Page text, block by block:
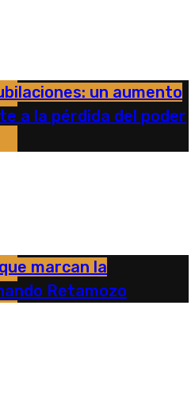
un aumento
a la pérdida del poder
marcan la
Retamozo